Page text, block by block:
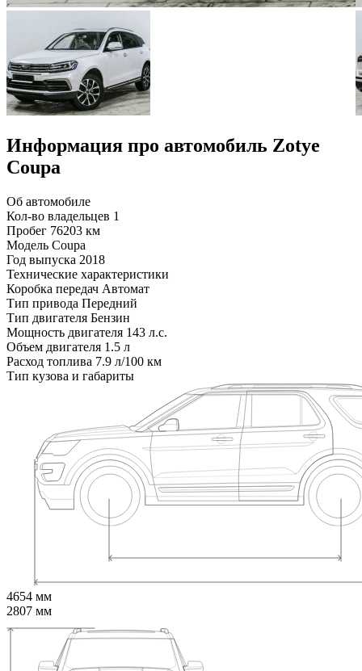
Информация про автомобиль Zotye
Coupa
Об автомобиле
Кол-во владельцев 1
Пробег 76203 км
Модель Coupa
Год выпуска 2018
Технические характеристики
Коробка передач Автомат
Тип привода Передний
Тип двигателя Бензин
Мощность двигателя 143 л.с.
Объем двигателя 1.5 л
Расход топлива 7.9 л/100 км
Тип кузова и габариты
4654 мм
2807 мм